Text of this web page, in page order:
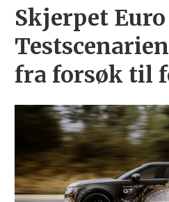
Skjerpet Euro
fra forsøk til